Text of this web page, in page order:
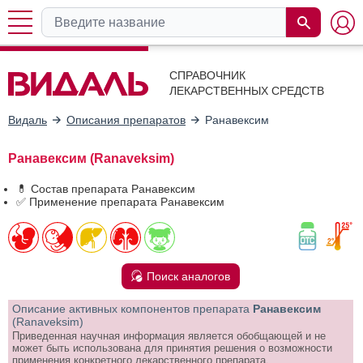
СПРАВОЧНИК
ЛЕКАРСТВЕННЫХ СРЕДСТВ
Видаль Описания препаратов Ранавексим
Ранавексим (Ranaveksim)
💊 Состав препарата Ранавексим
✅ Применение препарата Ранавексим
Поиск аналогов
Описание активных компонентов препарата Ранавексим
(Ranaveksim)
Приведенная научная информация является обобщающей и не
может быть использована для принятия решения о возможности
применения конкретного лекарственного препарата.